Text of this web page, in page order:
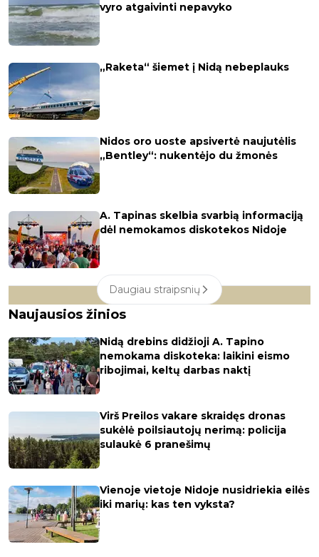
vyro atgaivinti nepavyko
„Raketa“ šiemet į Nidą nebeplauks
Nidos oro uoste apsivertė naujutėlis
„Bentley“: nukentėjo du žmonės
A. Tapinas skelbia svarbią informaciją
dėl nemokamos diskotekos Nidoje
Daugiau straipsnių
Naujausios žinios
Nidą drebins didžioji A. Tapino
nemokama diskoteka: laikini eismo
ribojimai, keltų darbas naktį
Virš Preilos vakare skraidęs dronas
sukėlė poilsiautojų nerimą: policija
sulaukė 6 pranešimų
Vienoje vietoje Nidoje nusidriekia eilės
iki marių: kas ten vyksta?